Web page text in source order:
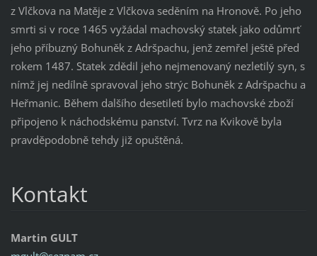
z Vlčkova na Matěje z Vlčkova seděním na Hronově. Po jeho
smrti si v roce 1465 vyžádal machovský statek jako odůmrť
jeho příbuzný Bohuněk z Adršpachu, jenž zemřel ještě před
rokem 1487. Statek zdědil jeho nejmenovaný nezletilý syn, s
nímž jej nedílně spravoval jeho strýc Bohuněk z Adršpachu a
Heřmanic. Během dalšího desetiletí bylo machovské zboží
připojeno k náchodskému panství. Tvrz na Kvikově byla
pravděpodobně tehdy již opuštěná.
Kontakt
Martin GULT